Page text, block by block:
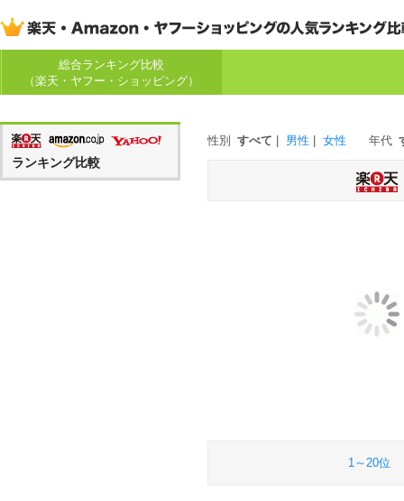
総合ランキング比較
（楽天・ヤフー・ショッピング）
ランキング比較
性別 すべて 男性 女性 年代
1～20位